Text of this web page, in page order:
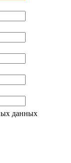
данных